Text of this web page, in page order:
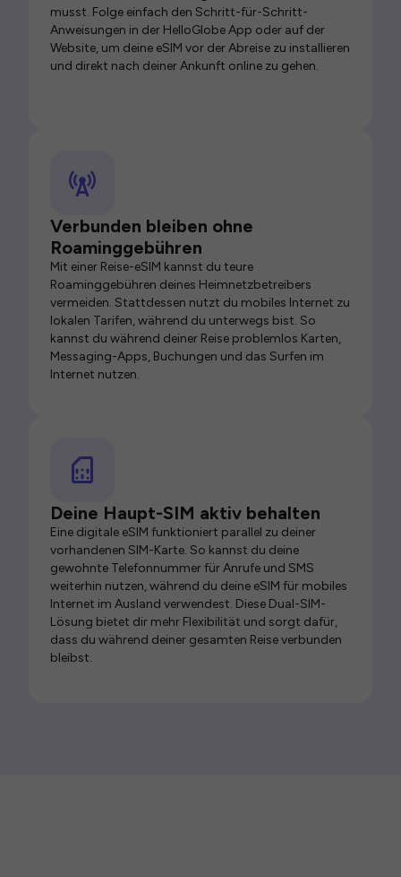
musst. Folge einfach den Schritt-für-Schritt-
Anweisungen in der HelloGlobe App oder auf der
Website, um deine eSIM vor der Abreise zu installieren
und direkt nach deiner Ankunft online zu gehen.
Verbunden bleiben ohne
Roaminggebühren
Mit einer Reise-eSIM kannst du teure
Roaminggebühren deines Heimnetzbetreibers
vermeiden. Stattdessen nutzt du mobiles Internet zu
lokalen Tarifen, während du unterwegs bist. So
kannst du während deiner Reise problemlos Karten,
Messaging-Apps, Buchungen und das Surfen im
Internet nutzen.
Deine Haupt-SIM aktiv behalten
Eine digitale eSIM funktioniert parallel zu deiner
vorhandenen SIM-Karte. So kannst du deine
gewohnte Telefonnummer für Anrufe und SMS
weiterhin nutzen, während du deine eSIM für mobiles
Internet im Ausland verwendest. Diese Dual-SIM-
Lösung bietet dir mehr Flexibilität und sorgt dafür,
dass du während deiner gesamten Reise verbunden
bleibst.